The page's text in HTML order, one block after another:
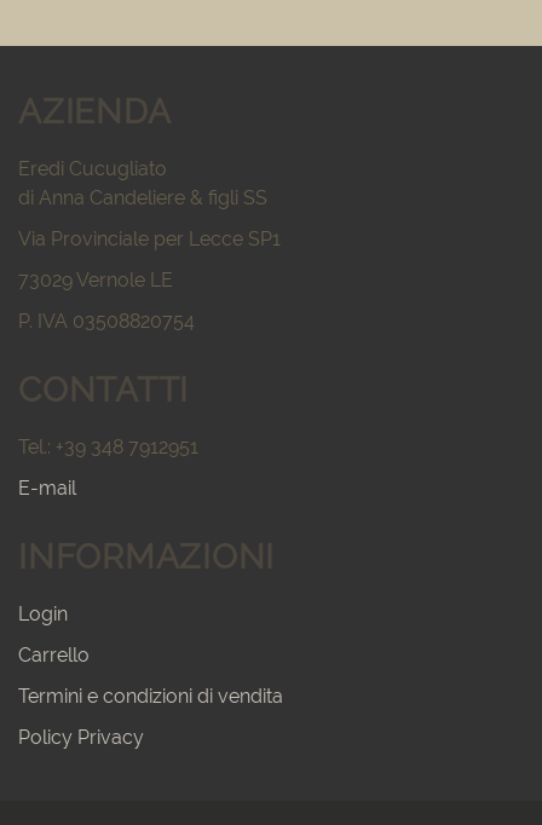
AZIENDA
Eredi Cucugliato
di Anna Candeliere & figli SS
Via Provinciale per Lecce SP1
73029 Vernole LE
P. IVA 03508820754
CONTATTI
Tel.: +39 348 7912951
E-mail
INFORMAZIONI
Login
Carrello
Termini e condizioni di vendita
Policy Privacy